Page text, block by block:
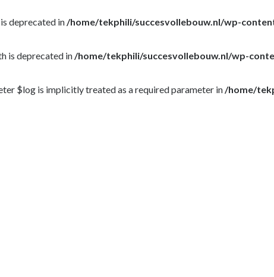
deprecated in/home/tekphili/succesvollebouw.nl/wp-
is deprecated in/home/tekphili/succesvollebouw.nl/wp-
$log is implicitly treated as a required parameter in/home/